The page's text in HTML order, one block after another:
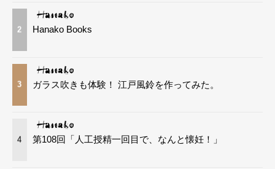
2 Hanako Books
3 ガラス吹きも体験！ 江戸風鈴を作ってみた。
4 第108回「人工授精一回目で、なんと懐妊！」